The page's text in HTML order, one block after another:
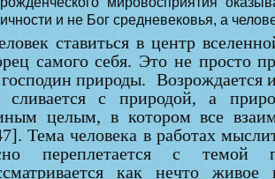
и не Бог средневековья, а
ставиться в центр
самого себя. Это не просто
природы. Возрождается
с природой, а
целым, в котором все
Тема человека в работах
переплетается с темой
как нечто живое